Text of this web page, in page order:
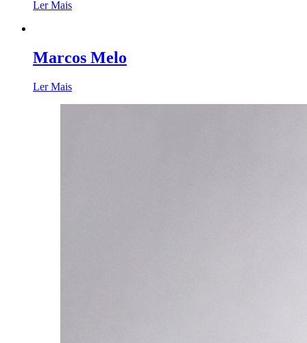
Ler Mais
Marcos Melo
Ler Mais